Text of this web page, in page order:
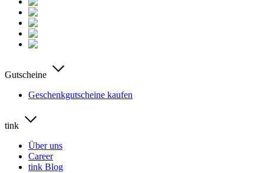
Gutscheine
Geschenkgutscheine kaufen
tink
Über uns
Career
tink Blog